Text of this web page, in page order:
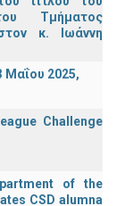
Τμήματος
κ. Ιωάννη
Μαΐου 2025,
Challenge
of the
CSD alumna